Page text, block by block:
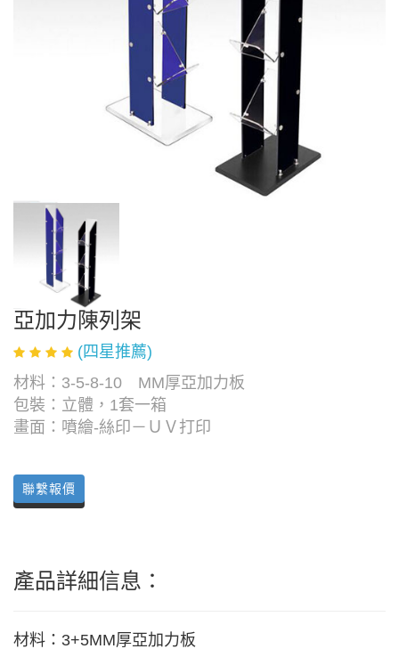
亞加力陳列架
(四星推薦)
材料：3-5-8-10 MM厚亞加力板
包裝：立體，1套一箱
畫面：噴繪-絲印－ＵＶ打印
聯繫報價
產品詳細信息：
材料：3+5MM厚亞加力板